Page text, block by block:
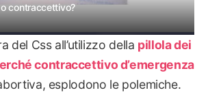
contraccettivo?
del Css all’utilizzo della pillola dei
contraccettivo d’emergenza
esplodono le polemiche.